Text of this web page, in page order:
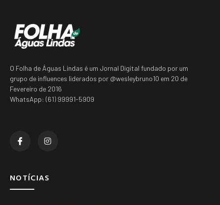
O Folha de Águas Lindas é um Jornal Digital fundado por um
grupo de influences liderados por @wesleybruno10 em 20 de
Fevereiro de 2016
WhatsApp: (61) 99991-5909
NOTÍCIAS